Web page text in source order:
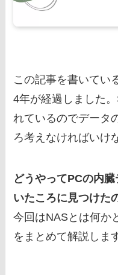
この記事を書いてい
4年が経過しました
れているのでデータ
ろ考えなければいけ
どうやってPCの内
いたころに見つけた
今回はNASとは何か
をまとめて解説しま